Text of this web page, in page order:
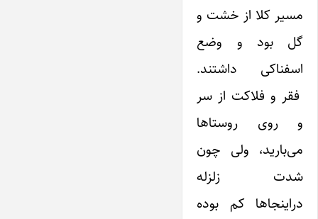
مسیر کلا از خشت و
گل بود و وضع
اسفناکی داشتند.
فقر و فلاکت از سر
و روی روستاها
می‌بارید، ولی چون
شدت زلزله
در‌اینجاها کم بوده